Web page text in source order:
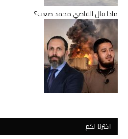
ماذا قال القاضي محمد صعب؟
اخترنا لكم